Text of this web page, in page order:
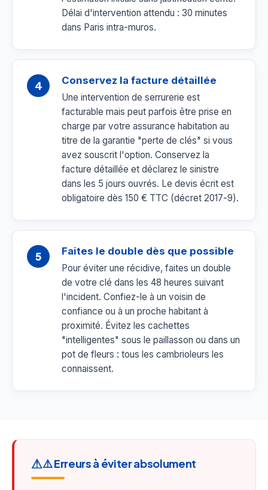
Délai d'intervention attendu : 30 minutes
dans Paris intra-muros.
4 Conservez la facture détaillée
Une intervention de serrurerie est
facturable mais peut parfois être prise en
charge par votre assurance habitation au
titre de la garantie "perte de clés" si vous
avez souscrit l'option. Conservez la
facture détaillée et déclarez le sinistre
dans les 5 jours ouvrés. Le devis écrit est
obligatoire dès 150 € TTC (décret 2017-9).
5 Faites le double dès que possible
Pour éviter une récidive, faites un double
de votre clé dans les 48 heures suivant
l'incident. Confiez-le à un voisin de
confiance ou à un proche habitant à
proximité. Évitez les cachettes
"intelligentes" sous le paillasson ou dans un
pot de fleurs : tous les cambrioleurs les
connaissent.
⚠️ Erreurs à éviter absolument